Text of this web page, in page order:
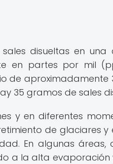
disueltas en una
en partes por mil
de aproximadamente
35 gramos de sales
y en diferentes
de glaciares y
En algunas áreas,
a la alta